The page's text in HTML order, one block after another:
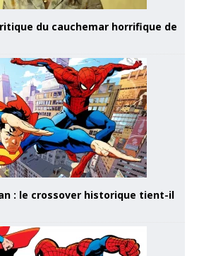
du cauchemar horrifique de
: le crossover historique tient-il